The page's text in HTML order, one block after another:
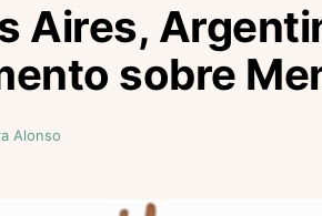
Aires,
sobre
Alonso